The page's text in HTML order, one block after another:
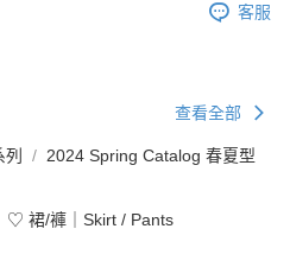
客服
查看全部
2024 Spring Catalog 春夏型
♡ 裙/褲｜Skirt / Pants